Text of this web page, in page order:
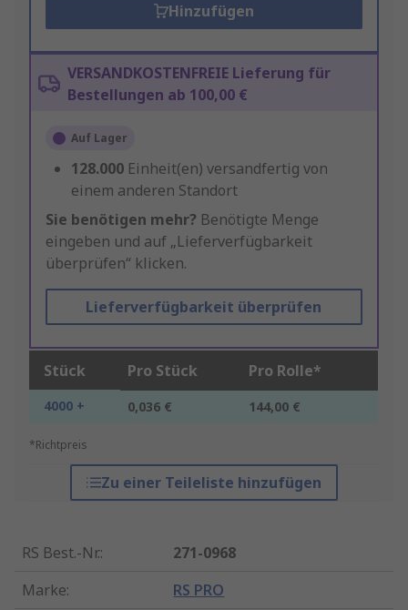
Hinzufügen
VERSANDKOSTENFREIE Lieferung für
Bestellungen ab 100,00 €
Auf Lager
128.000 Einheit(en) versandfertig von
einem anderen Standort
Sie benötigen mehr? Benötigte Menge
eingeben und auf „Lieferverfügbarkeit
überprüfen“ klicken.
Lieferverfügbarkeit überprüfen
Stück Pro Stück Pro Rolle*
4000 + 0,036 € 144,00 €
*Richtpreis
Zu einer Teileliste hinzufügen
RS Best.-Nr.:
271-0968
Marke: RS PRO